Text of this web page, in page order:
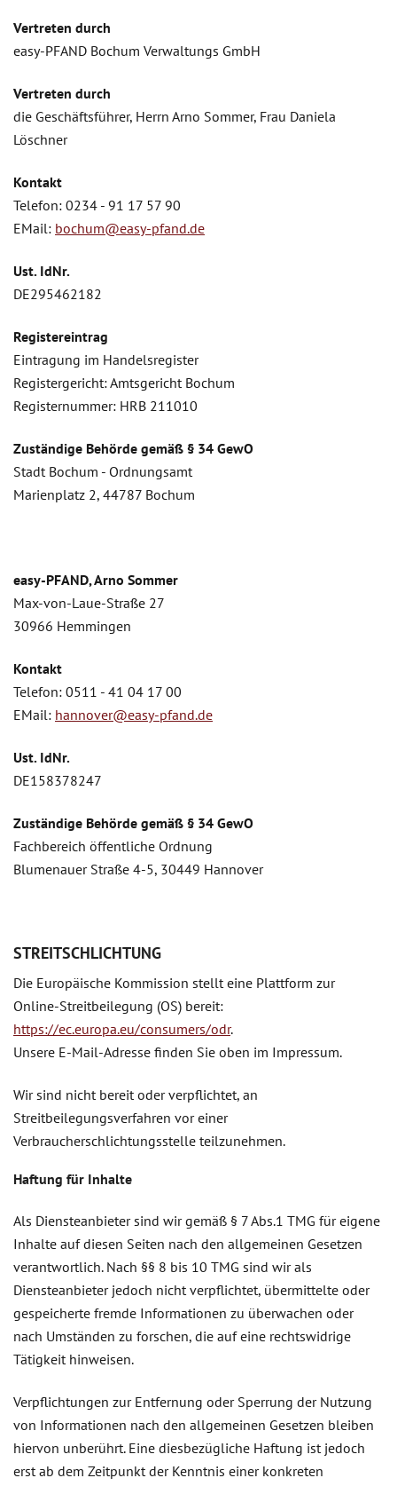
Vertreten durch
easy-PFAND Bochum Verwaltungs GmbH
Vertreten durch
die Geschäftsführer, Herrn Arno Sommer, Frau Daniela
Löschner
Kontakt
Telefon: 0234 - 91 17 57 90
EMail: bochum@easy-pfand.de
Ust. IdNr.
DE295462182
Registereintrag
Eintragung im Handelsregister
Registergericht: Amtsgericht Bochum
Registernummer: HRB 211010
Zuständige Behörde gemäß § 34 GewO
Stadt Bochum - Ordnungsamt
Marienplatz 2, 44787 Bochum
easy-PFAND, Arno Sommer
Max-von-Laue-Straße 27
30966 Hemmingen
Kontakt
Telefon: 0511 - 41 04 17 00
EMail: hannover@easy-pfand.de
Ust. IdNr.
DE158378247
Zuständige Behörde gemäß § 34 GewO
Fachbereich öffentliche Ordnung
Blumenauer Straße 4-5, 30449 Hannover
STREITSCHLICHTUNG
Die Europäische Kommission stellt eine Plattform zur
Online-Streitbeilegung (OS) bereit:
https://ec.europa.eu/consumers/odr.
Unsere E-Mail-Adresse finden Sie oben im Impressum.
Wir sind nicht bereit oder verpflichtet, an
Streitbeilegungsverfahren vor einer
Verbraucherschlichtungsstelle teilzunehmen.
Haftung für Inhalte
Als Diensteanbieter sind wir gemäß § 7 Abs.1 TMG für eigene
Inhalte auf diesen Seiten nach den allgemeinen Gesetzen
verantwortlich. Nach §§ 8 bis 10 TMG sind wir als
Diensteanbieter jedoch nicht verpflichtet, übermittelte oder
gespeicherte fremde Informationen zu überwachen oder
nach Umständen zu forschen, die auf eine rechtswidrige
Tätigkeit hinweisen.
Verpflichtungen zur Entfernung oder Sperrung der Nutzung
von Informationen nach den allgemeinen Gesetzen bleiben
hiervon unberührt. Eine diesbezügliche Haftung ist jedoch
erst ab dem Zeitpunkt der Kenntnis einer konkreten